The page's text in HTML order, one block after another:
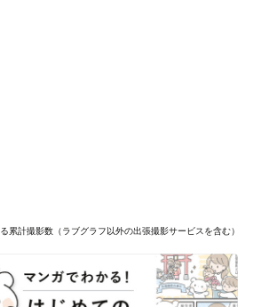
累計撮影数（ラブグラフ以外の出張撮影サービスを含む）